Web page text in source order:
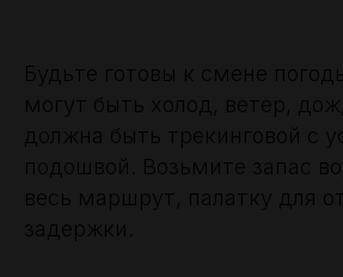
Будьте готовы к смене
могут быть холод, ветер,
должна быть трекинговой с
подошвой. Возьмите запас
весь маршрут, палатку для
задержки.